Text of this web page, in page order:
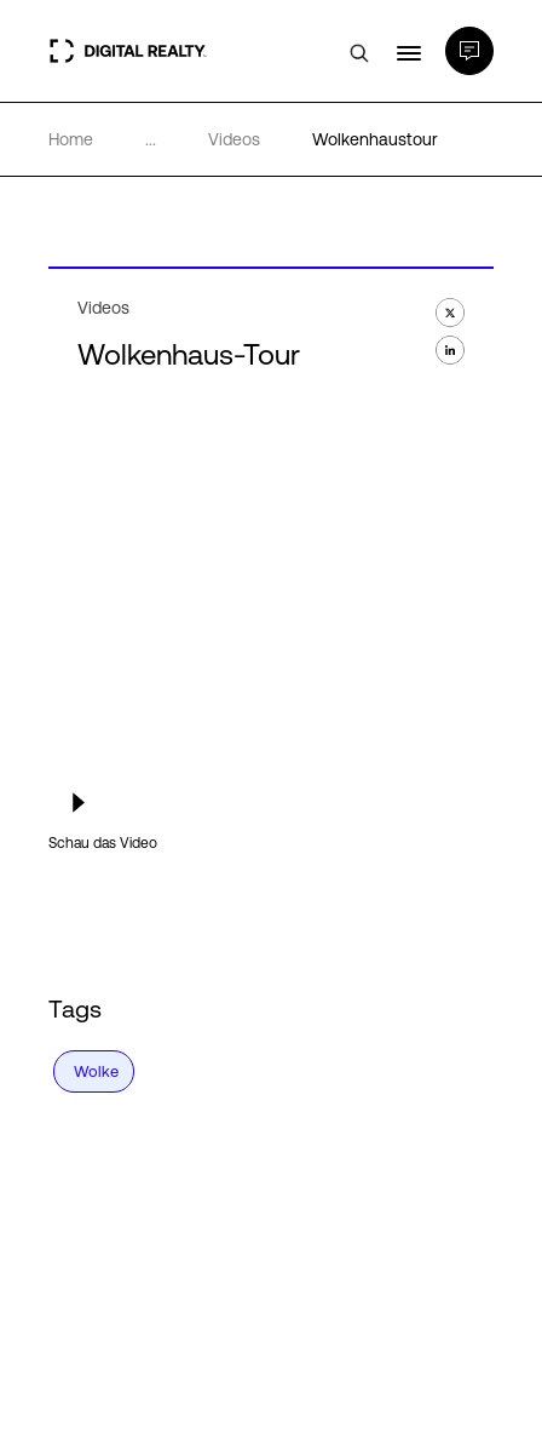
Rechenzentren
Partner
Home ... Videos Wolkenhaustour
Videos
Wolkenhaus-Tour
Schau das Video
Tags
Wolke